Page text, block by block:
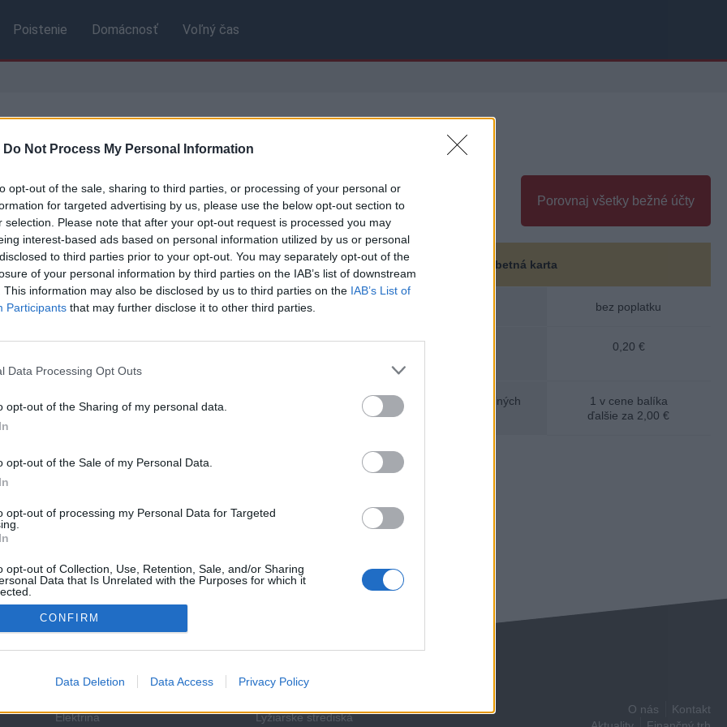
Do Not Process My Personal Information
opt-out of the sale, sharing to third parties, or processing of your personal or
for targeted advertising by us, please use the below opt-out section to
selection. Please note that after your opt-out request is processed you may
interest-based ads based on personal information utilized by us or personal
to third parties prior to your opt-out. You may separately opt-out of the
of your personal information by third parties on the IAB’s list of downstream
This information may also be disclosed by us to third parties on the IAB’s List of
Participants that may further disclose it to other third parties.
Data Processing Opt Outs
opt-out of the Sharing of my personal data.
opt-out of the Sale of my Personal Data.
opt-out of processing my Personal Data for Targeted
opt-out of Collection, Use, Retention, Sale, and/or Sharing
Data that Is Unrelated with the Purposes for which it
CONFIRM
Data Deletion Data Access Privacy Policy
Poistenie Domácnosť Voľný čas
Porovnaj všetky bežné účty
ponuke ČSOB.
banky.
Základné údaje
Pohoda
6,00 €
Debetná karta
bez poplatku
Výber hotovosti z vlastných
0,20 €
Výber hotovosti z bankomatov iných
bánk:
1 v cene balíka
ďalšie za 2,00 €
Domácnosť
Elektrina
Voľný čas
Lyžiarske strediská
O nás
Kontakt